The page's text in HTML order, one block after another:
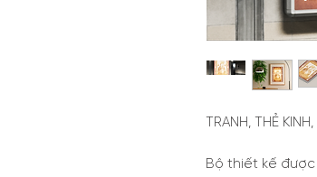
TRANH, THẺ
Bộ thiết kế được